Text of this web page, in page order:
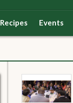
Recipes Events